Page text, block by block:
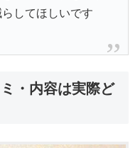
してほしいです
・内容は実際ど